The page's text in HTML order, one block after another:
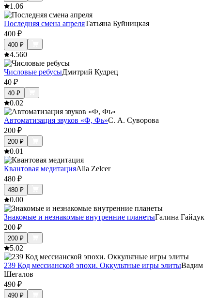
1.06
Последняя смена апреляТатьяна Буйницкая
400 ₽
400 ₽
4.560
Числовые ребусыДмитрий Кудрец
40 ₽
40 ₽
0.02
Автоматизация звуков «Ф, Фь»С. А. Суворова
200 ₽
200 ₽
0.01
Квантовая медитацияAlla Zelcer
480 ₽
480 ₽
0.00
Знакомые и незнакомые внутренние планетыГалина Гайдук
200 ₽
200 ₽
5.02
239 Код мессианской эпохи. Оккультные игры элитыВадим
Шегалов
490 ₽
490 ₽